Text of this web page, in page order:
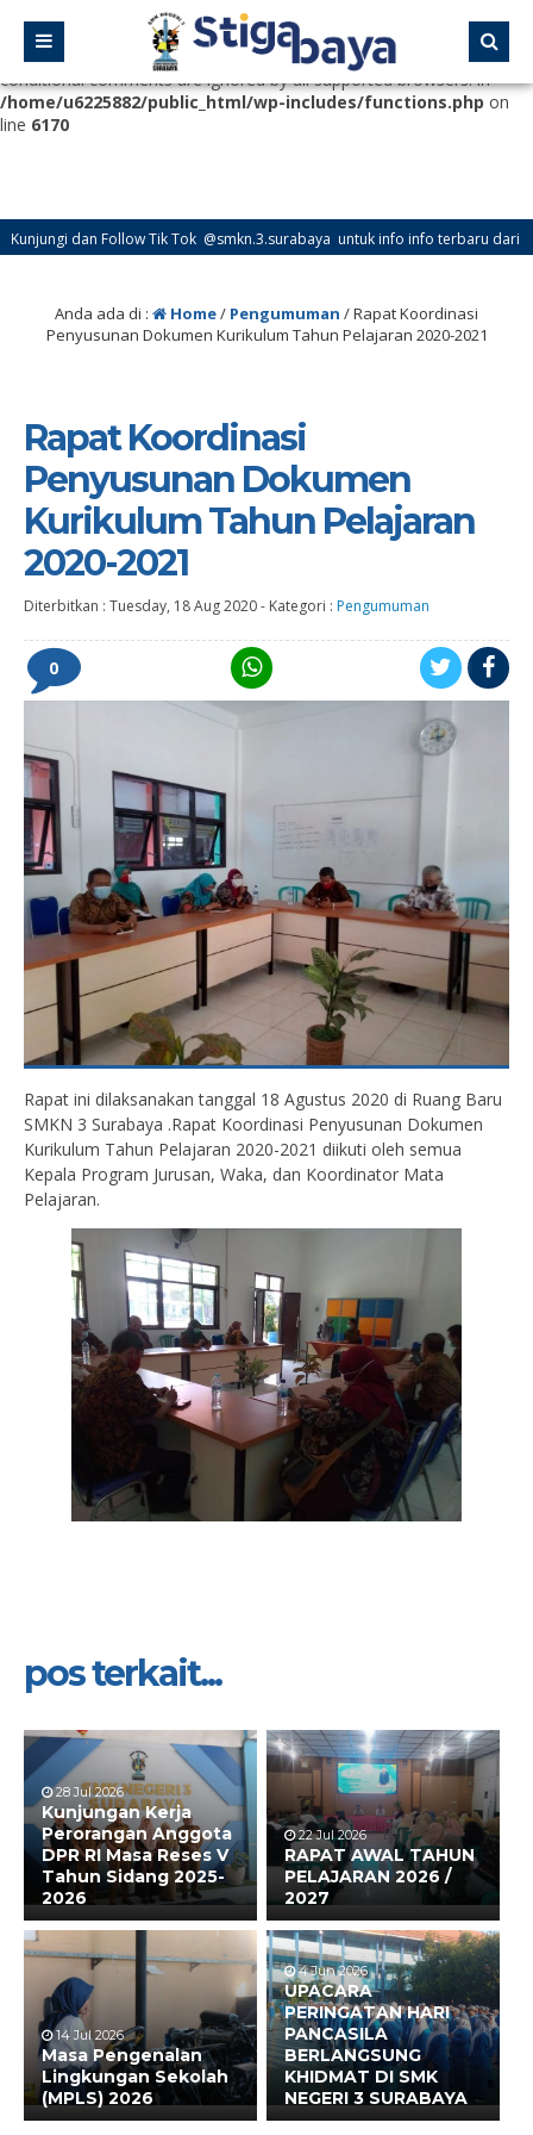
Deprecated
: Function WP_Dependencies->add_data() was called
with an argument that is
deprecated
since version 6.9.0! IE
conditional comments are ignored by all supported browsers. in
/home/u6225882/public_html/wp-includes/functions.php on
line 6170
dan Follow Tik Tok @smkn.3.surabaya untuk info info terbaru dari SMK
Anda ada di : Home/ Pengumuman /Rapat Koordinasi
Penyusunan Dokumen Kurikulum Tahun Pelajaran 2020-2021
Rapat Koordinasi
Penyusunan Dokumen
Kurikulum Tahun Pelajaran
2020-2021
Diterbitkan : Tuesday, 18 Aug 2020- Kategori : Pengumuman
0
Rapat ini dilaksanakan tanggal 18 Agustus 2020 di Ruang Baru
SMKN 3 Surabaya .Rapat Koordinasi Penyusunan Dokumen
Kurikulum Tahun Pelajaran 2020-2021 diikuti oleh semua
Kepala Program Jurusan, Waka, dan Koordinator Mata
Pelajaran.
pos terkait...
28 Jul 2026
Kunjungan Kerja
Perorangan Anggota
DPR RI Masa Reses V
Tahun Sidang 2025-
2026
22 Jul 2026
RAPAT AWAL TAHUN
PELAJARAN 2026 /
2027
14 Jul 2026
Masa Pengenalan
Lingkungan Sekolah
(MPLS) 2026
4 Jun 2026
UPACARA
PERINGATAN HARI
PANCASILA
BERLANGSUNG
KHIDMAT DI SMK
NEGERI 3 SURABAYA